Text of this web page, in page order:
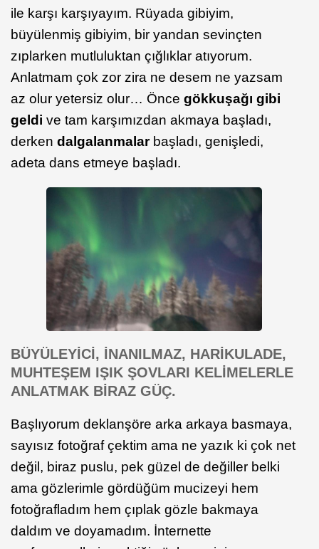
ile karşı karşıyayım. Rüyada gibiyim,
büyülenmiş gibiyim, bir yandan sevinçten
zıplarken mutluluktan çığlıklar atıyorum.
Anlatmam çok zor zira ne desem ne yazsam
az olur yetersiz olur… Önce gökkuşağı gibi
geldi ve tam karşımızdan akmaya başladı,
derken dalgalanmalarbaşladı, genişledi,
adeta dans etmeye başladı.
BÜYÜLEYİCİ, İNANILMAZ, HARİKULADE,
MUHTEŞEM IŞIK ŞOVLARI KELİMELERLE
ANLATMAK BİRAZ GÜÇ.
Başlıyorum deklanşöre arka arkaya basmaya,
sayısız fotoğraf çektim ama ne yazık ki çok net
değil, biraz puslu, pek güzel de değiller belki
ama gözlerimle gördüğüm mucizeyi hem
fotoğrafladım hem çıplak gözle bakmaya
daldım ve doyamadım. İnternette